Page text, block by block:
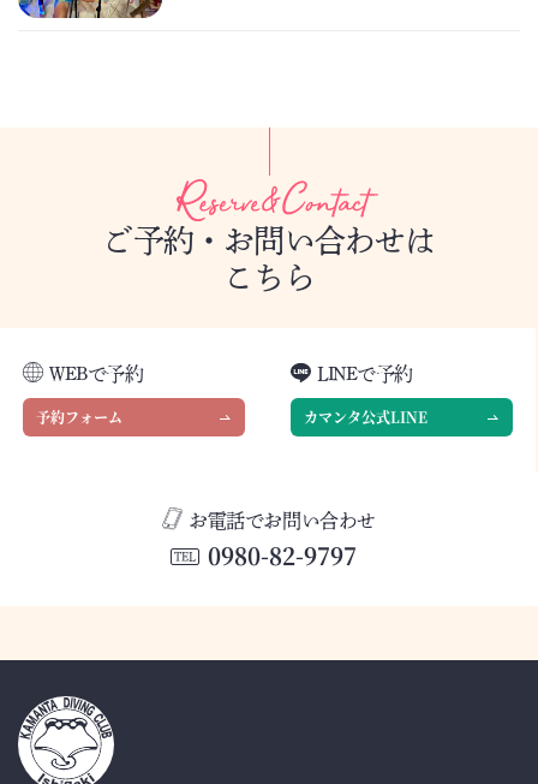
ご予約・お問い合わせは
こちら
WEBで予約
予約フォーム
LINEで予約
カマンタ公式LINE
お電話でお問い合わせ
TEL 0980-82-9797